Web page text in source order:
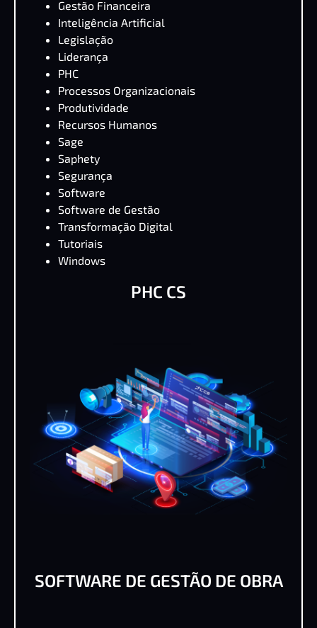
Gestão Financeira
Inteligência Artificial
Legislação
Liderança
PHC
Processos Organizacionais
Produtividade
Recursos Humanos
Sage
Saphety
Segurança
Software
Software de Gestão
Transformação Digital
Tutoriais
Windows
PHC CS
SOFTWARE DE GESTÃO DE OBRA